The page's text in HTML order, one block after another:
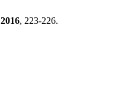
2016, 223-226.